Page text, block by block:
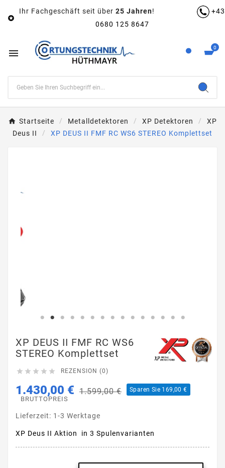

Ihr Fachgeschäft seit über 25 Jahren!
+43
0680 125 8647
 0
Startseite Metalldetektoren XP Detektoren
XP
Deus II
XP DEUS II FMF RC WS6 STEREO Komplettset
XP DEUS II FMF RC WS6
STEREO Komplettset
     REZENSION (0)
1.430,00 € 1.599,00 € Sparen Sie 169,00 €
BRUTTOPREIS
Lieferzeit: 1-3 Werktage
XP Deus II Aktion in 3 Spulenvarianten